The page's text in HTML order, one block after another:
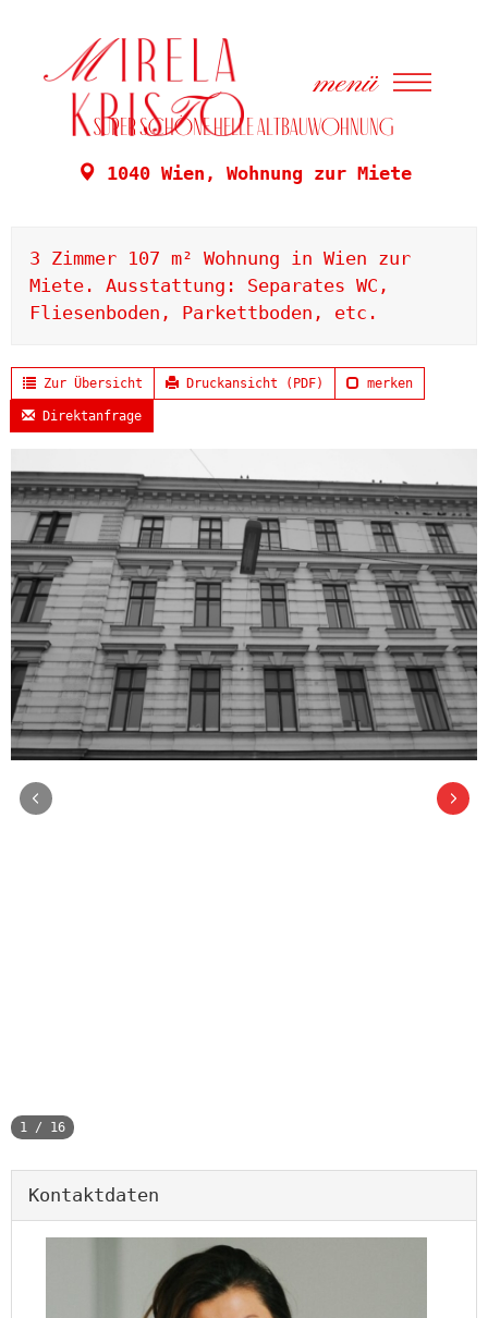
menü
Super schöne helle AltbauWohnung
1040 Wien, Wohnung zur Miete
3 Zimmer 107 m² Wohnung in Wien zur
Miete. Ausstattung: Separates WC,
Fliesenboden, Parkettboden, etc.
Zur Übersicht Druckansicht (PDF) merken
Direktanfrage
1 / 16
Kontaktdaten